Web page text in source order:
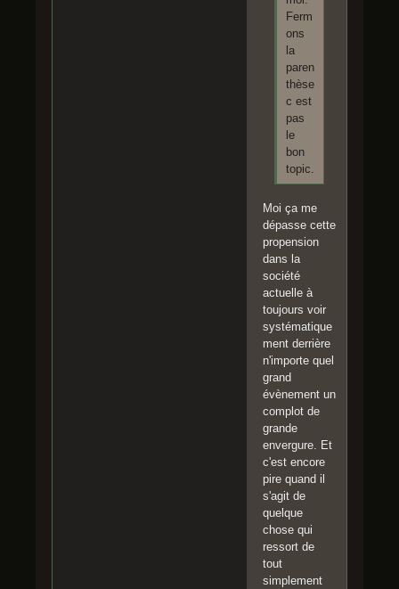
Ferm
ons
la
paren
thèse
c est
pas
le
bon
topic.
Moi ça me
dépasse cette
propension
dans la
société
actuelle à
toujours voir
systématique
ment derrière
n'importe quel
grand
évènement un
complot de
grande
envergure. Et
c'est encore
pire quand il
s'agit de
quelque
chose qui
ressort de
tout
simplement